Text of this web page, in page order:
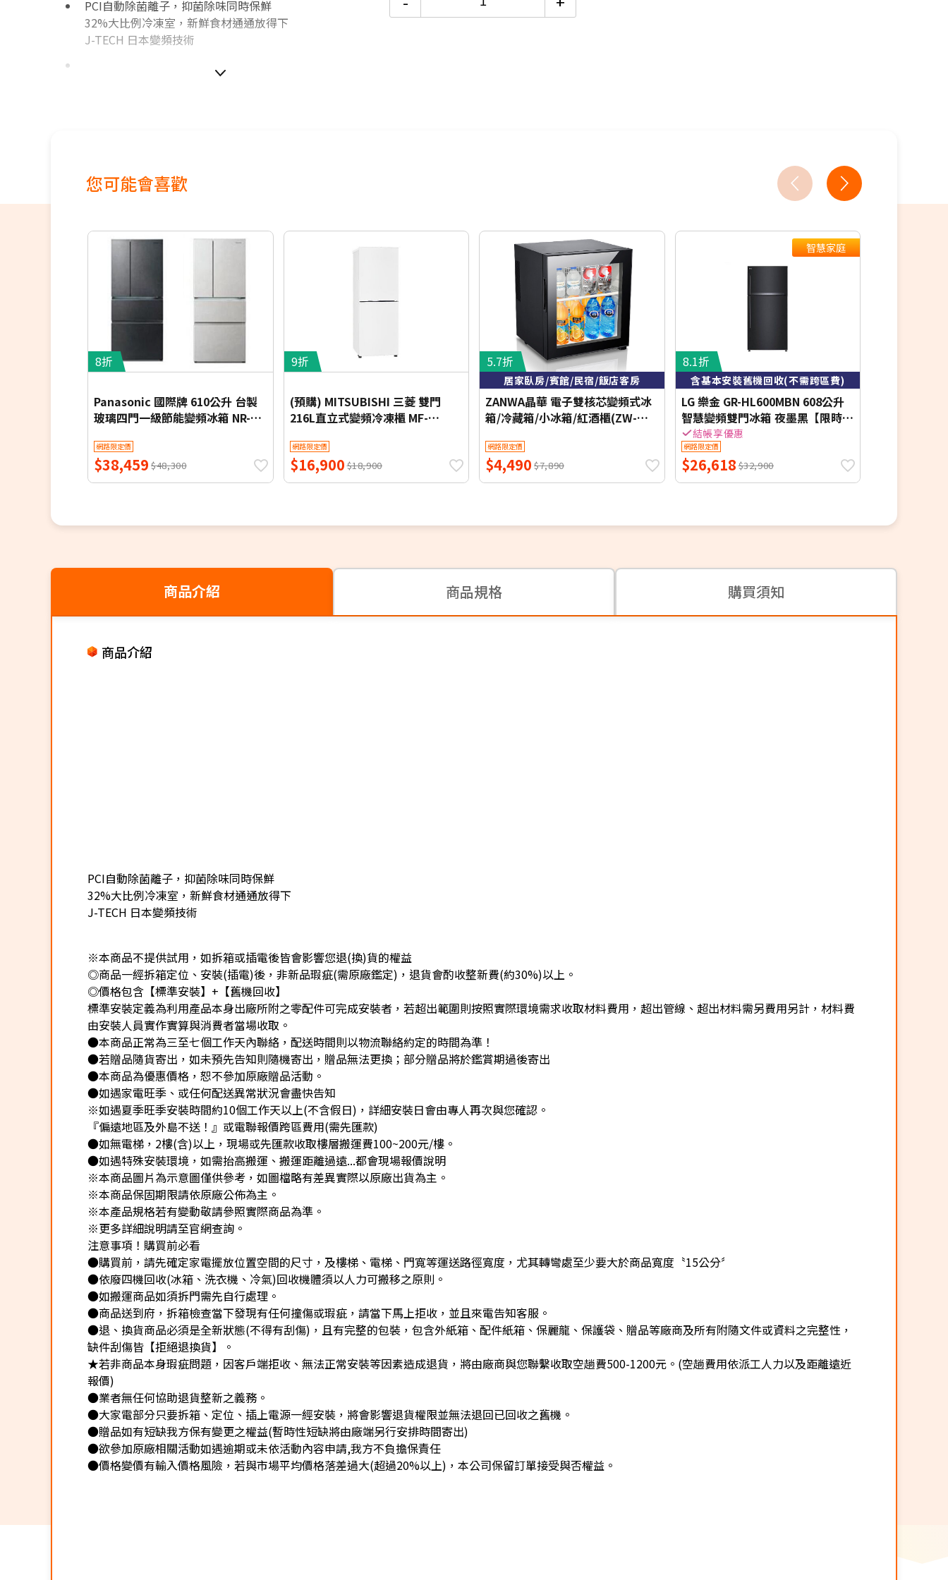
PCI自動除菌離子，抑菌除味同時保鮮
32%大比例冷凍室，新鮮食材通通放得下
J-TECH 日本變頻技術
配送時間以物流聯絡約定的時間為準
※如商品標題掛有【預購】字樣，都將依照預購日期，以訂單
順序陸續出貨，如遇原廠供貨延遲，將會再另外發送簡訊通
若您同意以上約定事項再行下單，謝謝。
您可能會喜歡
8折
Panasonic 國際牌 610公升 台製
玻璃四門一級節能變頻冰箱 NR-
惠】
網路限定價
$38,459 $48,300
9折
(預購) MITSUBISHI 三菱 雙門
216L直立式變頻冷凍櫃 MF-
網路限定價
$16,900$18,900
5.7折
居家臥房/賓館/民宿/飯店客房
ZANWA晶華 電子雙核芯變頻式冰
箱/冷藏箱/小冰箱/紅酒櫃(ZW-
網路限定價
$4,490 $7,890
智慧家庭
8.1折
含基本安裝舊機回收(不需跨區費)
LG 樂金 GR-HL600MBN 608公升
智慧變頻雙門冰箱 夜墨黑【限時結
帳享優惠】
結帳享優惠
網路限定價
$26,618$32,900
商品介紹 商品規格 購買須知
商品介紹
PCI自動除菌離子，抑菌除味同時保鮮
32%大比例冷凍室，新鮮食材通通放得下
J-TECH 日本變頻技術
※本商品不提供試用，如拆箱或插電後皆會影響您退(換)貨的權益
◎商品一經拆箱定位、安裝(插電)後，非新品瑕疵(需原廠鑑定)，退貨會酌收整新費(約30%)以上。
◎價格包含【標準安裝】+【舊機回收】
標準安裝定義為利用產品本身出廠所附之零配件可完成安裝者，若超出範圍則按照實際環境需求收取材料費用，超出管線、超出材料需另費用另計，材料費
由安裝人員實作實算與消費者當場收取。
●本商品正常為三至七個工作天內聯絡，配送時間則以物流聯絡約定的時間為準！
●若贈品隨貨寄出，如未預先告知則隨機寄出，贈品無法更換；部分贈品將於鑑賞期過後寄出
●本商品為優惠價格，恕不參加原廠贈品活動。
●如遇家電旺季、或任何配送異常狀況會盡快告知
※如遇夏季旺季安裝時間約10個工作天以上(不含假日)，詳細安裝日會由專人再次與您確認。
『偏遠地區及外島不送！』或電聯報價跨區費用(需先匯款)
●如無電梯，2樓(含)以上，現場或先匯款收取樓層搬運費100~200元/樓。
●如遇特殊安裝環境，如需抬高搬運、搬運距離過遠...都會現場報價說明
※本商品圖片為示意圖僅供參考，如圖檔略有差異實際以原廠出貨為主。
※本商品保固期限請依原廠公佈為主。
※本產品規格若有變動敬請參照實際商品為準。
※更多詳細說明請至官網查詢。
注意事項！購買前必看
●購買前，請先確定家電擺放位置空間的尺寸，及樓梯、電梯、門寬等運送路徑寬度，尤其轉彎處至少要大於商品寬度〝15公分〞
●依廢四機回收(冰箱、洗衣機、冷氣)回收機體須以人力可搬移之原則。
●如搬運商品如須拆門需先自行處理。
●商品送到府，拆箱檢查當下發現有任何撞傷或瑕疵，請當下馬上拒收，並且來電告知客服。
●退、換貨商品必須是全新狀態(不得有刮傷)，且有完整的包裝，包含外紙箱、配件紙箱、保麗龍、保護袋、贈品等廠商及所有附隨文件或資料之完整性，
缺件刮傷皆【拒絕退換貨】。
★若非商品本身瑕疵問題，因客戶端拒收、無法正常安裝等因素造成退貨，將由廠商與您聯繫收取空趟費500-1200元。(空趟費用依派工人力以及距離遠近
報價)
●業者無任何協助退貨整新之義務。
●大家電部分只要拆箱、定位、插上電源一經安裝，將會影響退貨權限並無法退回已回收之舊機。
●贈品如有短缺我方保有變更之權益(暫時性短缺將由廠端另行安排時間寄出)
●欲參加原廠相關活動如遇逾期或未依活動內容申請,我方不負擔保責任
●價格變價有輸入價格風險，若與市場平均價格落差過大(超過20%以上)，本公司保留訂單接受與否權益。